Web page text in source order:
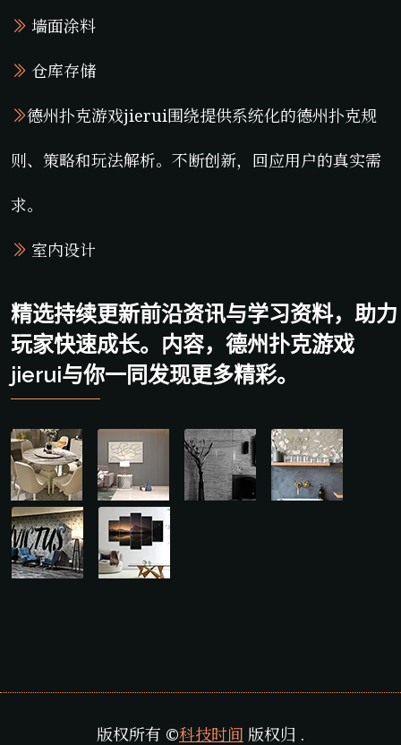
墙面涂料
仓库存储
德州扑克游戏jierui围绕提供系统化的德州扑克规
则、策略和玩法解析。不断创新，回应用户的真实需
求。
室内设计
精选持续更新前沿资讯与学习资料，助力
玩家快速成长。内容，德州扑克游戏
jierui与你一同发现更多精彩。
版权所有 ©科技时间 版权归 .